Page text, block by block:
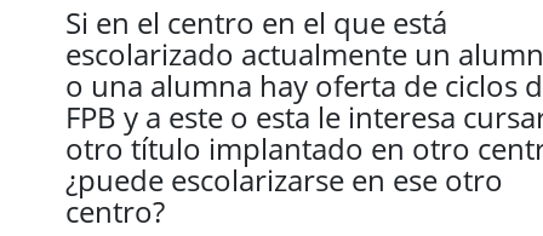
Si en el centro en el que está
escolarizado actualmente un
o una alumna hay oferta de ciclos
FPB y a este o esta le interesa
otro título implantado en otro
¿puede escolarizarse en ese otro
centro?